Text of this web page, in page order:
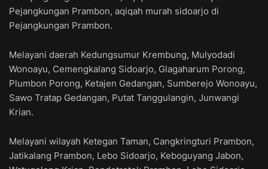
Pejangkungan Prambon, aqiqah murah sidoarjo di
Pejangkungan Prambon.
Melayani daerah Kedungsumur Krembung, Mulyodadi
Wonoayu, Cemengkalang Sidoarjo, Glagaharum Porong,
Plumbon Porong, Ketajen Gedangan, Sumberejo Wonoayu,
Sawo Tratap Gedangan, Putat Tanggulangin, Junwangi
Krian.
Melayani wilayah Ketegan Taman, Cangkringturi Prambon,
Jatikalang Prambon, Lebo Sidoarjo, Keboguyang Jabon,